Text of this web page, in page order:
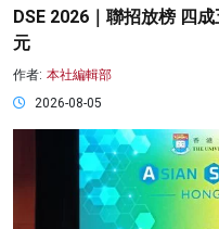
DSE 2026｜聯招放榜 四
元
作者: 本社編輯部
2026-08-05